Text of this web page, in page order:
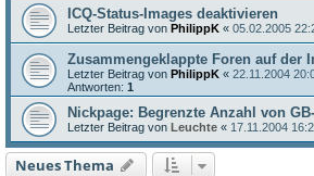
ICQ-Status-Images deaktivieren
Letzter Beitrag von PhilippK « 05.02.2005
Zusammengeklappte Foren auf der
Letzter Beitrag von PhilippK « 22.11.2004
Antworten: 1
Nickpage: Begrenzte Anzahl von
Letzter Beitrag von Leuchte « 17.11.2004
Neues Thema